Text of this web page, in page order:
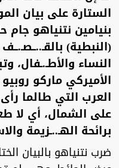
الستارة على بيان
بنيامين نتنياهو
(النبطية)
النساء والأطـ.ـفال،
الأميركي ماركو
العرب التي طالما
على الشمال، أي لا
برائحة الهـ..ـزيمة
ضرب نتنياهو بالبيان